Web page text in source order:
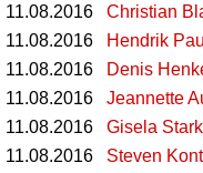
11.08.2016
Christian
11.08.2016
Hendrik
11.08.2016
Denis
11.08.2016
Jeannette
11.08.2016
Gisela
11.08.2016
Steven